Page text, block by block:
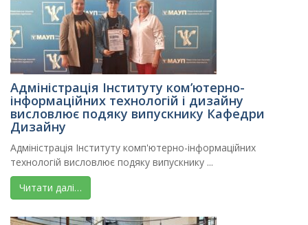
Адміністрація Інституту ком’ютерно-
інформаційних технологій і дизайну
висловлює подяку випускнику Кафедри
Дизайну
Адміністрація Інституту комп'ютерно-інформаційних
технологій висловлює подяку випускнику ...
Читати далі…